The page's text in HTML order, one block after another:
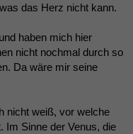
das Herz nicht kann.
haben mich hier
nicht nochmal durch so
Da wäre mir seine
nicht weiß, vor welche
Im Sinne der Venus, die